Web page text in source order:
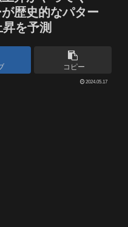
歴史的なパター
を予測
コピー
2024.05.17